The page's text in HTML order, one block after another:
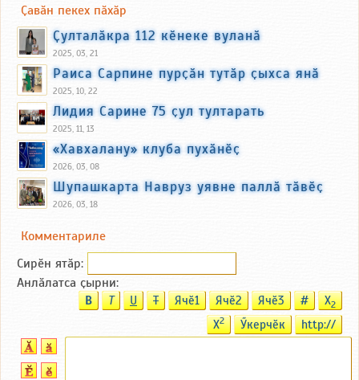
Ҫавӑн пекех пӑхӑр
Ҫулталӑкра 112 кӗнеке вуланӑ
2025, 03, 21
Раиса Сарпине пурҫӑн тутӑр ҫыхса янӑ
2025, 10, 22
Лидия Сарине 75 ҫул тултарать
2025, 11, 13
«Хавхалану» клуба пухӑнӗҫ
2026, 03, 08
Шупашкарта Навруз уявне паллӑ тӑвӗҫ
2026, 03, 18
Комментариле
Сирӗн ятӑp:
Анлӑлатса ҫырни:
B T U T Ячӗ1 Ячӗ2 Ячӗ3 # X2
X2 Ӳкерчӗк http://